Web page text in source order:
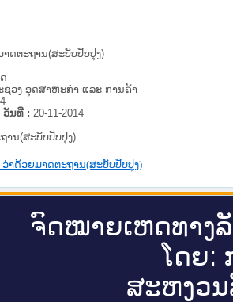
ດຕະຖານ(ສະບັບປັບປຸງ)
ຊວງ ອຸດສາຫະກຳ ແລະ ການຄ້າ
ວັນທີ່ : 20-11-2014
ນ(ສະບັບປັບປຸງ)
າດ້ວຍມາດຕະຖານ(ສະບັບປັບປຸງ)
ຈົດ​ໝາຍ​ເຫດ​ທາງ​
ໂດຍ:
ສະ​ຫງວນ​